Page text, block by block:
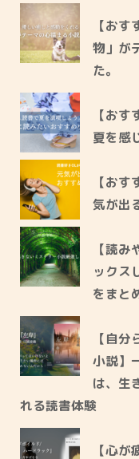
【お
物」が
た。
【お
夏を感
【お
気が出
【読
ックス
をまと
【自
小説】
は、生
れる読書体験
【心